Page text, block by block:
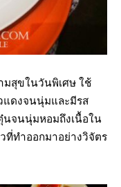
สุขในวันพิเศษ ใช้
แดงจนนุ่มและมีรส
นจนนุ่มหอมถึงเนื้อใน
ที่ทำออกมาอย่างวิจัตร